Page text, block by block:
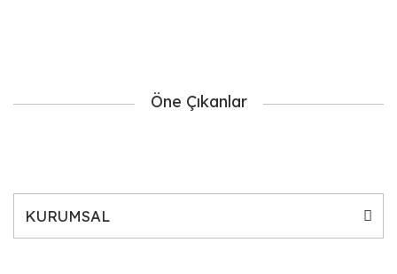
Öne Çıkanlar
KURUMSAL